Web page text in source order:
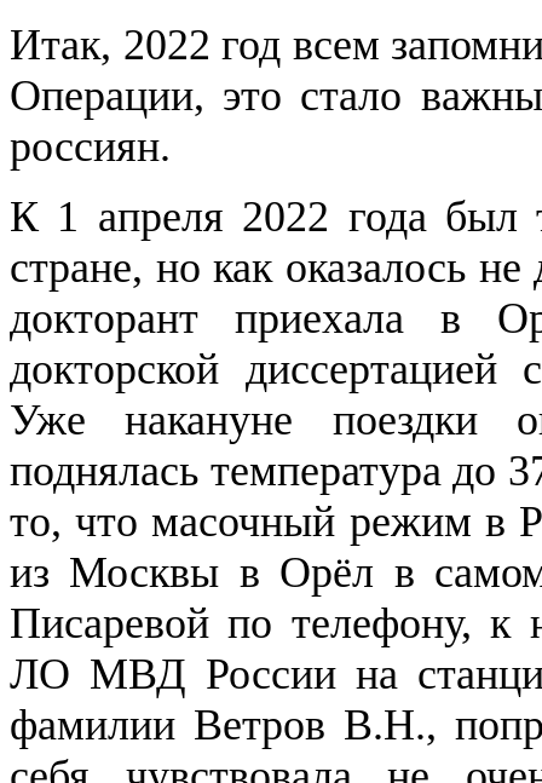
Итак, 2022 год всем
Операции, это стало
россиян.
К 1 апреля 2022 года
стране, но как оказалось
докторант приехала в
докторской
Уже накануне поездки
поднялась температура до
то, что масочный режим в
из Москвы в Орёл в
Писаревой по телефону, к
ЛО МВД России на
фамилии Ветров В.Н.,